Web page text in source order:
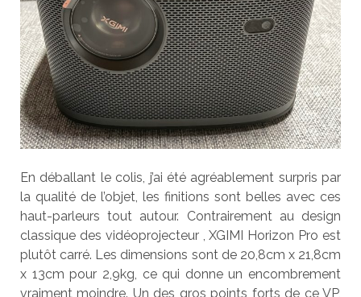
En déballant le colis, j’ai été agréablement surpris par
la qualité de l’objet, les finitions sont belles avec ces
haut-parleurs tout autour. Contrairement au design
classique des vidéoprojecteur , XGIMI Horizon Pro est
plutôt carré. Les dimensions sont de 20,8cm x 21,8cm
x 13cm pour 2,9kg, ce qui donne un encombrement
vraiment moindre. Un des gros points forts de ce VP,